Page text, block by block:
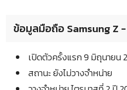
ข้อมูลมือถือ Samsung Z
เปิดตัวครั้งแรก 9 มิถุนายน
สถานะ ยังไม่วางจำหน่าย